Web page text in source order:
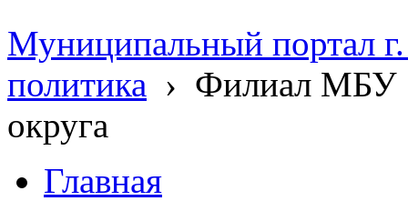
Муниципальный портал
политика › Филиал МБУ
округа
Главная